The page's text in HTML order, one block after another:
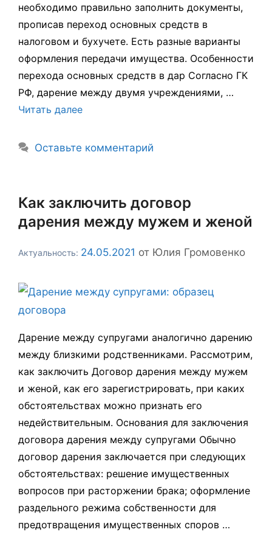
необходимо правильно заполнить документы,
прописав переход основных средств в
налоговом и бухучете. Есть разные варианты
оформления передачи имущества. Особенности
перехода основных средств в дар Согласно ГК
РФ, дарение между двумя учреждениями, …
Читать далее
Оставьте комментарий
Как заключить договор
дарения между мужем и женой
24.05.2021 от Юлия Громовенко
Дарение между супругами аналогично дарению
между близкими родственниками. Рассмотрим,
как заключить Договор дарения между мужем
и женой, как его зарегистрировать, при каких
обстоятельствах можно признать его
недействительным. Основания для заключения
договора дарения между супругами Обычно
договор дарения заключается при следующих
обстоятельствах: решение имущественных
вопросов при расторжении брака; оформление
раздельного режима собственности для
предотвращения имущественных споров …